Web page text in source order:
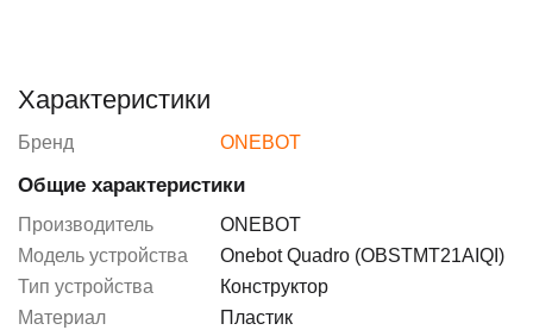
Характеристики
Бренд ONEBOT
Общие характеристики
Производитель
ONEBOT
Модель устройства
Onebot Quadro (OBSTMT21AIQI)
Тип устройства
Конструктор
Материал
Пластик